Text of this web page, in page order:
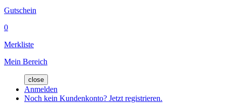
Gutschein
0
Merkliste
Mein Bereich
close
Anmelden
Noch kein Kundenkonto? Jetzt registrieren.